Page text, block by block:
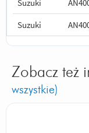
Suzuki
Suzuki
Zobacz też
wszystkie)